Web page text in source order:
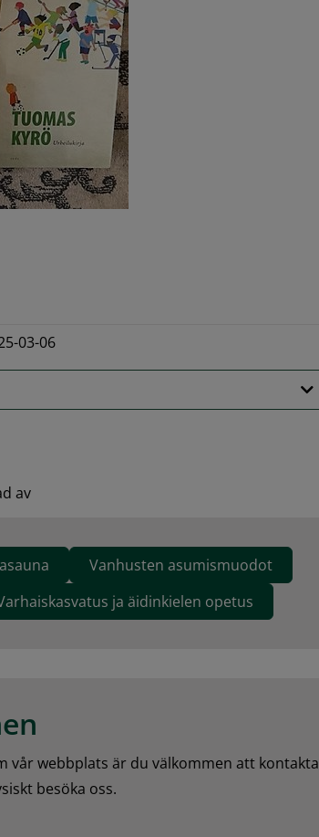
03-06
av
Vanhusten asumismuodot
ja äidinkielen opetus
vår webbplats är du välkommen att kontakta
besöka oss.